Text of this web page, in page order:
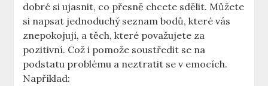
‌dobré⁢ si ujasnit, co‍ přesně⁤ chcete sdělit. ⁤Můžete
si napsat‌ jednoduchý seznam bodů, které vás
znepokojují, a těch, které považujete za
pozitivní. Což‌ i pomože soustředit se na‌
podstatu problému a neztratit⁢ se v emocích.
Například: